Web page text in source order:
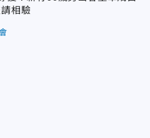
相驗